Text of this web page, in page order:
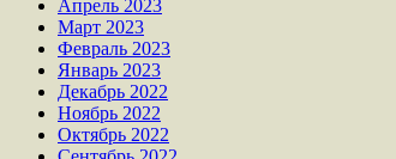
Апрель 2023
Март 2023
Февраль 2023
Январь 2023
Декабрь 2022
Ноябрь 2022
Октябрь 2022